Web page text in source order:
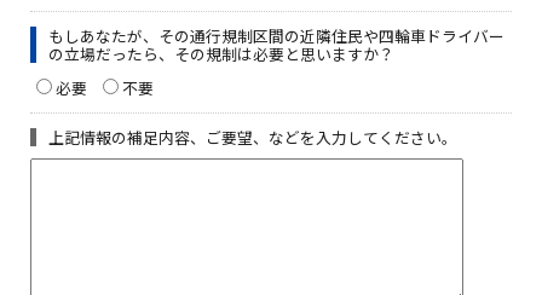
もしあなたが、その通行規制区間の近隣住民や四輪車ドライバー
の立場だったら、その規制は必要と思いますか？
必要
不要
上記情報の補足内容、ご要望、などを入力してください。